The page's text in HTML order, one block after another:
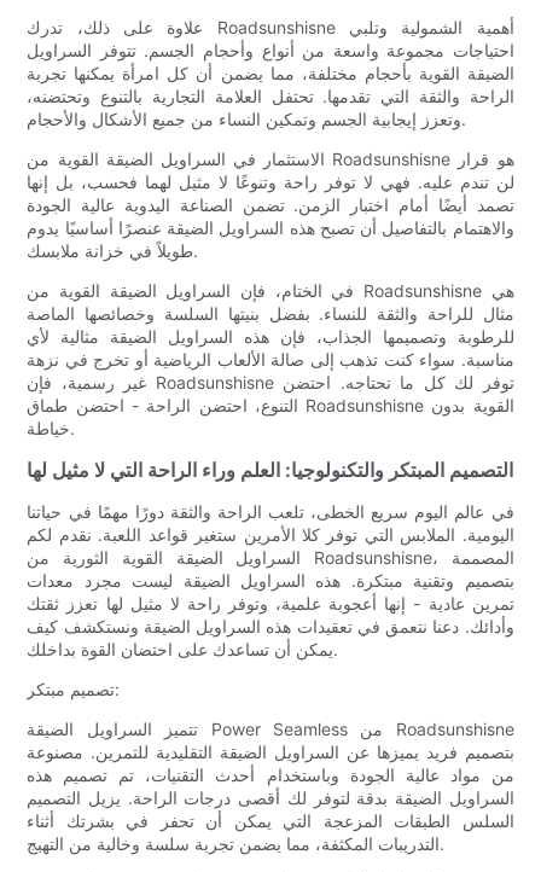
علاوة على ذلك، تدرك Roadsunshisne أهمية الشمولية وتلبي
احتياجات مجموعة واسعة من أنواع وأحجام الجسم. تتوفر السراويل
الضيقة القوية بأحجام مختلفة، مما يضمن أن كل امرأة يمكنها تجربة
الراحة والثقة التي تقدمها. تحتفل العلامة التجارية بالتنوع وتحتضنه،
وتعزز إيجابية الجسم وتمكين النساء من جميع الأشكال والأحجام.
الاستثمار في السراويل الضيقة القوية من Roadsunshisne هو قرار
لن تندم عليه. فهي لا توفر راحة وتنوعًا لا مثيل لهما فحسب، بل إنها
تصمد أيضًا أمام اختبار الزمن. تضمن الصناعة اليدوية عالية الجودة
والاهتمام بالتفاصيل أن تصبح هذه السراويل الضيقة عنصرًا أساسيًا يدوم
طويلاً في خزانة ملابسك.
في الختام، فإن السراويل الضيقة القوية من Roadsunshisne هي
مثال للراحة والثقة للنساء. بفضل بنيتها السلسة وخصائصها الماصة
للرطوبة وتصميمها الجذاب، فإن هذه السراويل الضيقة مثالية لأي
مناسبة. سواء كنت تذهب إلى صالة الألعاب الرياضية أو تخرج في نزهة
غير رسمية، فإن Roadsunshisne توفر لك كل ما تحتاجه. احتضن
التنوع، احتضن الراحة - احتضن طماق Roadsunshisne القوية بدون
خياطة.
التصميم المبتكر والتكنولوجيا: العلم وراء الراحة التي لا مثيل لها
في عالم اليوم سريع الخطى، تلعب الراحة والثقة دورًا مهمًا في حياتنا
اليومية. الملابس التي توفر كلا الأمرين ستغير قواعد اللعبة. نقدم لكم
السراويل الضيقة القوية الثورية من Roadsunshisne، المصممة
بتصميم وتقنية مبتكرة. هذه السراويل الضيقة ليست مجرد معدات
تمرين عادية - إنها أعجوبة علمية، وتوفر راحة لا مثيل لها تعزز ثقتك
وأدائك. دعنا نتعمق في تعقيدات هذه السراويل الضيقة ونستكشف كيف
يمكن أن تساعدك على احتضان القوة بداخلك.
تصميم مبتكر:
تتميز السراويل الضيقة Power Seamless من Roadsunshisne
بتصميم فريد يميزها عن السراويل الضيقة التقليدية للتمرين. مصنوعة
من مواد عالية الجودة وباستخدام أحدث التقنيات، تم تصميم هذه
السراويل الضيقة بدقة لتوفر لك أقصى درجات الراحة. يزيل التصميم
السلس الطبقات المزعجة التي يمكن أن تحفر في بشرتك أثناء
التدريبات المكثفة، مما يضمن تجربة سلسة وخالية من التهيج.